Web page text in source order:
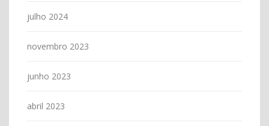
julho 2024
novembro 2023
junho 2023
abril 2023